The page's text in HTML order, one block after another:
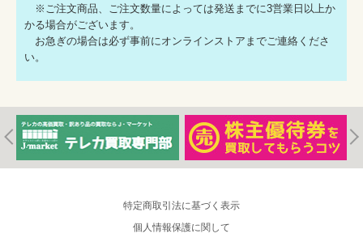
※ご注文商品、ご注文数量によっては発送までに3営業日以上か
かる場合がございます。
お急ぎの場合は必ず事前にオンラインストアまでご連絡くださ
い。
特定商取引法に基づく表示
個人情報保護に関して